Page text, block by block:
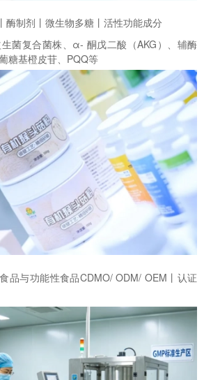
酶制剂丨微生物多糖丨活性功能成分
菌复合菌株、α- 酮戊二酸（AKG）、辅酶
糖基橙皮苷、PQQ等
品与功能性食品CDMO/ ODM/ OEM丨认证